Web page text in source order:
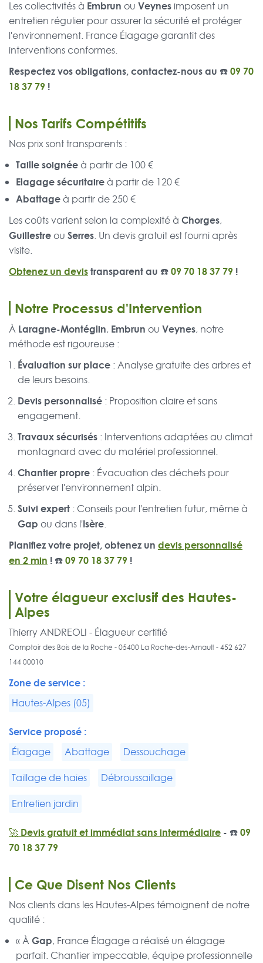
Les collectivités à Embrun ou Veynesimposent un
entretien régulier pour assurer la sécurité et protéger
l'environnement. France Élagage garantit des
interventions conformes.
Respectez vos obligations, contactez-nous au ☎️09 70
18 37 79 !
Nos Tarifs Compétitifs
Nos prix sont transparents :
Taille soignéeà partir de 100 €
Elagage sécuritaireà partir de 120 €
Abattageà partir de 250 €
Les coûts varient selon la complexité à Chorges,
Guillestreou Serres. Un devis gratuit est fourni après
visite.
Obtenez un devistransparent au ☎️09 70 18 37 79 !
Notre Processus d'Intervention
À Laragne-Montéglin, Embrun ou Veynes, notre
méthode est rigoureuse :
Évaluation sur place : Analyse gratuite des arbres et
de leurs besoins.
Devis personnalisé : Proposition claire et sans
engagement.
Travaux sécurisés : Interventions adaptées au climat
montagnard avec du matériel professionnel.
Chantier propre : Évacuation des déchets pour
préserver l'environnement alpin.
Suivi expert : Conseils pour l'entretien futur, même à
Gap ou dans l'Isère.
Planifiez votre projet, obtenez un devis personnalisé
en 2 min ! ☎️09 70 18 37 79 !
Votre élagueur exclusif des Hautes-
Alpes
Thierry ANDREOLI - Élagueur certifié
Comptoir des Bois de la Roche - 05400 La Roche-des-Arnault - 452 627
144 00010
Zone de service :
Hautes-Alpes (05)
Service proposé :
Élagage Abattage
Dessouchage
Taillage de haies
Débroussaillage
Entretien jardin
🚀 Devis gratuit et immédiat sans intermédiaire - ☎️09
70 18 37 79
Ce Que Disent Nos Clients
Nos clients dans les Hautes-Alpes témoignent de notre
qualité :
« ÀGap, France Élagage a réalisé un élagage
parfait. Chantier impeccable, équipe professionnelle